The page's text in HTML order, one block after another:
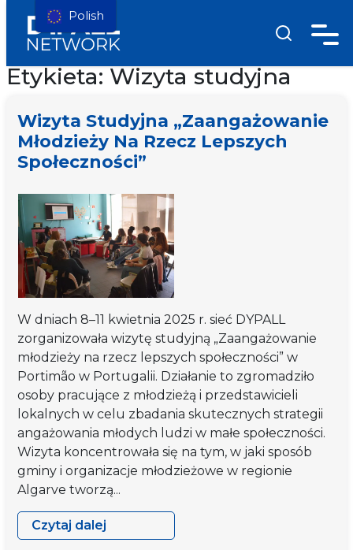
Etykieta:Wizyta studyjna
Wizyta Studyjna „Zaangażowanie
Młodzieży Na Rzecz Lepszych
Społeczności”
W dniach 8–11 kwietnia 2025 r. sieć DYPALL
zorganizowała wizytę studyjną „Zaangażowanie
młodzieży na rzecz lepszych społeczności” w
Portimão w Portugalii. Działanie to zgromadziło
osoby pracujące z młodzieżą i przedstawicieli
lokalnych w celu zbadania skutecznych strategii
angażowania młodych ludzi w małe społeczności.
Wizyta koncentrowała się na tym, w jaki sposób
gminy i organizacje młodzieżowe w regionie
Algarve tworzą...
Czytaj dalej
Wizyta
Polish